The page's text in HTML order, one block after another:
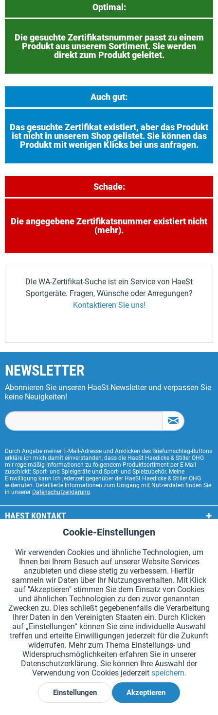
Optimal:
Die gesuchte Zertifikatsnummer passt zu einem
Produkt aus unserem Sortiment. Sie werden
direkt zum Produkt geleitet.
Auch gut:
Das gesuchte Zertifikat existiert, aber das Produkt
ist nicht in unserem Shop gelistet. Sie können das
Produkt mit wenigen Klicks bei uns anfragen.
Schade:
Die angegebene Zertifikatsnummer existiert nicht
(mehr).
DIe WA-Zertifikat-Suche ist ein Service von HaeSt
Sportgeräte. Fragen, Wünsche oder Anregungen?
Kontaktieren Sie uns!
NEWSLETTER
Abonnieren Sie unseren HaeSt-Newsletter und verpassen Sie
keine Neuigkeiten!
Durch Angabe meiner E-Mail-Adresse und Anklicken des Briefumschlag-Buttons
erkläre ich mich damit einverstanden, dass die HaeSt Haedicke & Stiller OHG
mir regelmäßig Informationen zu folgendem Produktsortiment per E-Mail
zuschickt: Sport- und Spielgeräte und Sport- und Spielzubehör. Meine
Einwilligung kann ich jederzeit gegenüber der HaeSt Haedicke & Stiller OHG
widerrufen. Detaillierte Informationen zum Umgang mit Nutzerdaten finden Sie
in unserer Datenschutzerklärung.
HAEST KONTAKT
HAEST SHOP SERVICE
ALLGEMEINE INFORMATIONEN
ZAHLUNGSARTEN
*Alle Preise inkl. Mehrwertsteuer zzgl.Versandkosten.
Cookie-Einstellungen Kataloge anfordern
Lasergravuren auf Staffelstäben Newsletter Über uns
Hilfe und Support Kontakt Versand und Zahlung
Rücksendung & Erstattung Widerrufsrecht Datenschutz
AGB Impressum
Widerruf erklären
Aktiv
Tracking Aktiv
Cookie-Einstellungen
Wir verwenden Cookies und ähnliche Technologien, um
Ihnen bei Ihrem Besuch auf unserer Website Services
anzubieten und diese stetig zu verbessern. Hierfür
sammeln wir Daten über Ihr Nutzungsverhalten. Mit Klick
auf "Akzeptieren" stimmen Sie dem Einsatz von Cookies
und ähnlichen Technologien zu den zuvor genannten
Zwecken zu. Dies schließt gegebenenfalls die Verarbeitung
Ihrer Daten in den Vereinigten Staaten ein. Durch Klicken
auf „Einstellungen“ können Sie eine individuelle Auswahl
treffen und erteilte Einwilligungen jederzeit für die Zukunft
widerrufen. Mehr zum Thema Einstellungs- und
Widerspruchsmöglichkeiten erfahren Sie in unserer
Datenschutzerklärung. Sie können Ihre Auswahl der
Verwendung von Cookies jederzeit speichern.
Einstellungen Akzeptieren